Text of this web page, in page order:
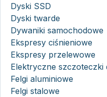
Dyski SSD
Dyski twarde
Dywaniki samochodowe
Ekspresy ciśnieniowe
Ekspresy przelewowe
Elektryczne szczoteczki
Felgi aluminiowe
Felgi stalowe